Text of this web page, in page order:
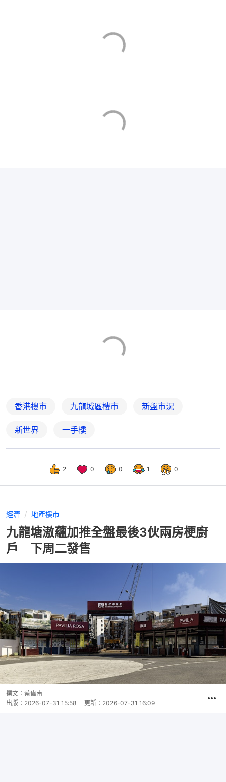
香港樓市 九龍城區樓市 新盤市況
新世界 一手樓
2 0 0 1 0
經濟 地產樓市
九龍塘滶蘊加推全盤最後3伙兩房梗廚
戶 下周二發售
撰文： 蔡偉南
出版： 2026-07-31 15:58 更新： 2026-07-31 16:09